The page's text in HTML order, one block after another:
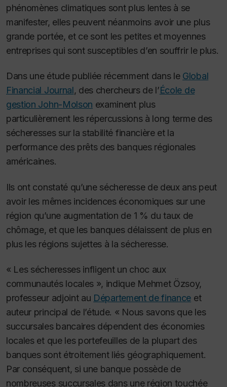
phénomènes climatiques sont plus lentes à se
manifester, elles peuvent néanmoins avoir une plus
grande portée, et ce sont les petites et moyennes
entreprises qui sont susceptibles d’en souffrir le plus.
Dans une étude publiée récemment dans le Global
Financial Journal, des chercheurs de l’École de
gestion John-Molson examinent plus
particulièrement les répercussions à long terme des
sécheresses sur la stabilité financière et la
performance des prêts des banques régionales
américaines.
Ils ont constaté qu’une sécheresse de deux ans peut
avoir les mêmes incidences économiques sur une
région qu’une augmentation de 1 % du taux de
chômage, et que les banques délaissent de plus en
plus les régions sujettes à la sécheresse.
« Les sécheresses infligent un choc aux
communautés locales », indique Mehmet Özsoy,
professeur adjoint au Département de finance et
auteur principal de l’étude. « Nous savons que les
succursales bancaires dépendent des économies
locales et que les portefeuilles de la plupart des
banques sont étroitement liés géographiquement.
Par conséquent, si une banque possède de
nombreuses succursales dans une région touchée